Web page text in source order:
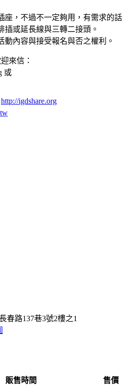
座，不過不一定夠用，有需求的話
插或延長線與三轉二接頭。
動內容與接受報名與否之權利。
來信：
或
http://igdshare.org
春路137巷3號2樓之1
販售時間 售價